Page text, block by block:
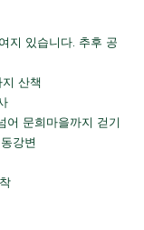
지 있습니다. 추후 공
지 산책
문희마을까지 걷기
강변